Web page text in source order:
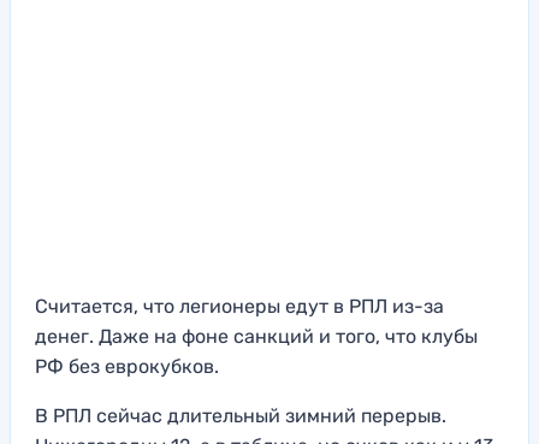
Считается, что легионеры едут в РПЛ из-за
денег. Даже на фоне санкций и того, что клубы
РФ без еврокубков.
В РПЛ сейчас длительный зимний перерыв.